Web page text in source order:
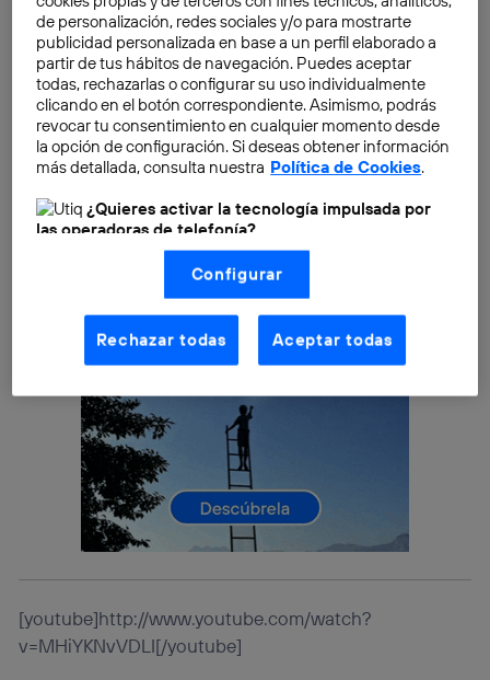
Boo-Box, otro líder tecnológico en publicidad online,
que alcanza 80 millones de internautas. El resultado
es “Grupo 42, Tecnología Latinoamericana”, una
potencia tecnológica regional que aspira a posicionar
latecnología “made in Latam”,en el mapa digital
mundial.
[youtube]http://www.youtube.com/watch?
v=MHiYKNvVDLI[/youtube]
de personalización, redes sociales y/o para mostrarte
publicidad personalizada en base a un perfil elaborado a
partir de tus hábitos de navegación. Puedes aceptar
todas, rechazarlas o configurar su uso individualmente
clicando en el botón correspondiente. Asimismo, podrás
revocar tu consentimiento en cualquier momento desde
la opción de configuración. Si deseas obtener información
más detallada, consulta nuestra Política de Cookies.
¿Quieres activar la tecnología impulsada por
las operadoras de telefonía?
Nosotros, Telefónica S.A., utilizamos la tecnología Utiq para
realizar nuestras acciones de marketing digital o análisis
(como se describe en este aviso de consentimiento)
basadas en tu navegación en nuestra(s) web(s)
aquí (solo cuando utilizas una conexión a
internet habilitada , proporcionada por una de las
operadoras de telefonía participantes, y otorgas tu
La tecnología Utiq está diseñada con la privacidad como
prioridad ofreciéndote elección y control.
La tecnología utiliza un identificador cifrado creado por tu
operadora de telefonía, utilizando tu dirección IP y otra
información de la cuenta de cliente de
telecomunicaciones vinculada a la conexión que utilizas
(p. ej., número de teléfono móvil).
Este identificador se asigna a la conexión de internet, por
consienta el uso de la tecnología recibirá el mismo
identificador. Típicamente:
Configurar
Rechazar todas Aceptar todas